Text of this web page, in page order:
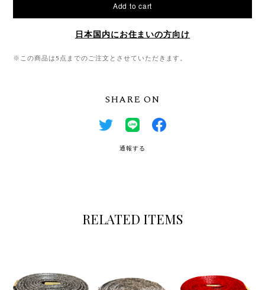
Add to cart
日本国内にお住まいの方向け
※この商品は5点までのご注文とさせていただきます。
SHARE ON
通報する
RELATED ITEMS